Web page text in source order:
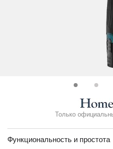
Только
Функциональность и простота